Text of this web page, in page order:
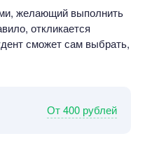
желающий выполнить
откликается
сможет сам выбрать,
От 400 рублей